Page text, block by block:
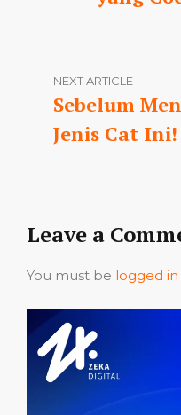
NEXT ARTICLE
Sebelum
Jenis Cat Ini!
Leave a
You must be logged in